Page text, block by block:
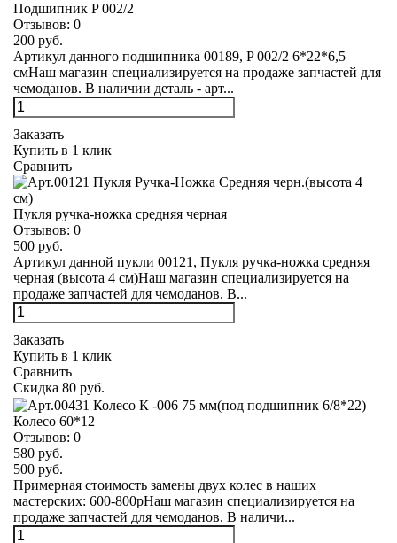
Подшипник P 002/2
Отзывов: 0
200 руб.
Артикул данного подшипника 00189, P 002/2 6*22*6,5
смНаш магазин специализируется на продаже запчастей для
чемоданов. В наличии деталь - арт...
Заказать
Купить в 1 клик
Сравнить
Пукля ручка-ножка средняя черная
Отзывов: 0
500 руб.
Артикул данной пукли 00121, Пукля ручка-ножка средняя
черная (высота 4 см)Наш магазин специализируется на
продаже запчастей для чемоданов. В...
Заказать
Купить в 1 клик
Сравнить
Скидка 80 руб.
Колесо 60*12
Отзывов: 0
580 руб.
500 руб.
Примерная стоимость замены двух колес в наших
мастерских: 600-800рНаш магазин специализируется на
продаже запчастей для чемоданов. В наличи...